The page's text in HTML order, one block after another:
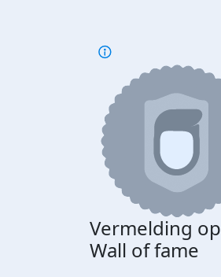
Vermelding op
Wall of fame